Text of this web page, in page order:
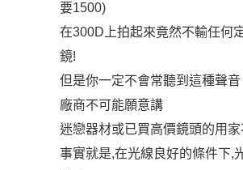
要1500)
在300D上拍起來竟然不輸任何
鏡!
但是你一定不會常聽到這種聲音
廠商不可能願意講
迷戀器材或已買高價鏡頭的用
事實就是,在光線良好的條件下,